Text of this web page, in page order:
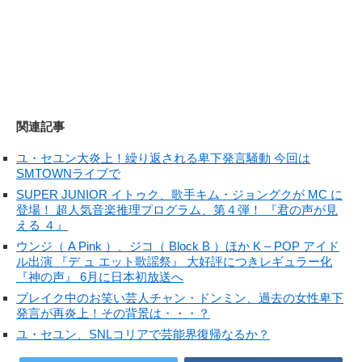
関連記事
ユ・セユン大炎上！繰り返される卑下発言騒動 今回は
SMTOWNライブで
SUPER JUNIOR イトゥク、歌手キム・ジョングクが MC に
登場！ 超人気音楽推理プログラム、第４弾！ 『君の声が見
える ４』
ウンジ（ A Pink ）、ジコ（ Block B ）ほか K – POP アイド
ル出演 『デ ュ エット歌謡祭』 大好評につきレギュラー化
『神の声』 6月に日本初放送へ
ブレイク中のお笑い芸人チャン・ドンミン、過去の女性卑下
発言が再炎上！その背景は・・・？
ユ・セユン、SNLコリアで芸能界復帰なるか？